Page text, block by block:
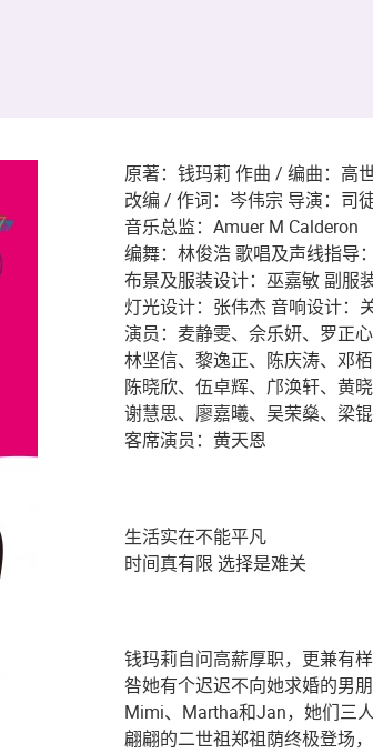
原著：钱玛莉 作曲 / 编曲：高
改编 / 作词：岑伟宗 导演：司
音乐总监：Amuer M Calderon
编舞：林俊浩 歌唱及声线指导
布景及服装设计：巫嘉敏 副服
灯光设计：张伟杰 音响设计：
演员：麦静雯、佘乐妍、罗正心
林坚信、黎逸正、陈庆涛、邓栢
陈晓欣、伍卓辉、邝涣轩、黄晓
谢慧思、廖嘉曦、吴荣燊、梁
客席演员：黄天恩
生活实在不能平凡
时间真有限 选择是难关
钱玛莉自问高薪厚职，更兼有
咎她有个迟迟不向她求婚的男
Mimi、Martha和Jan，她们三
翩翩的二世祖郑祖荫终极登场